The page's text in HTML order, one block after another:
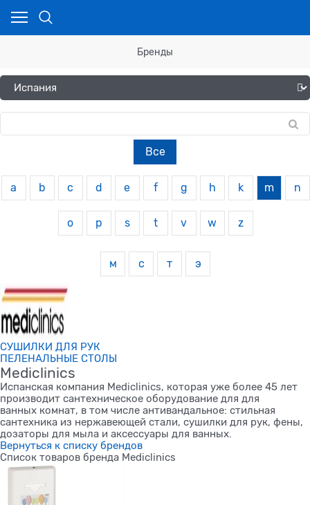
Бренды
Все
a b c d e f g h k m n
o p s t v w z
м с т э
СУШИЛКИ ДЛЯ РУК
ПЕЛЕНАЛЬНЫЕ СТОЛЫ
Mediclinics
Испанская компания Mediclinics, которая уже более 45 лет
производит сантехническое оборудование для для
ванных комнат, в том числе антивандальное: стильная
сантехника из нержавеющей стали, сушилки для рук, фены,
дозаторы для мыла и аксессуары для ванных.
Вернуться к списку брендов
Список товаров бренда Mediclinics